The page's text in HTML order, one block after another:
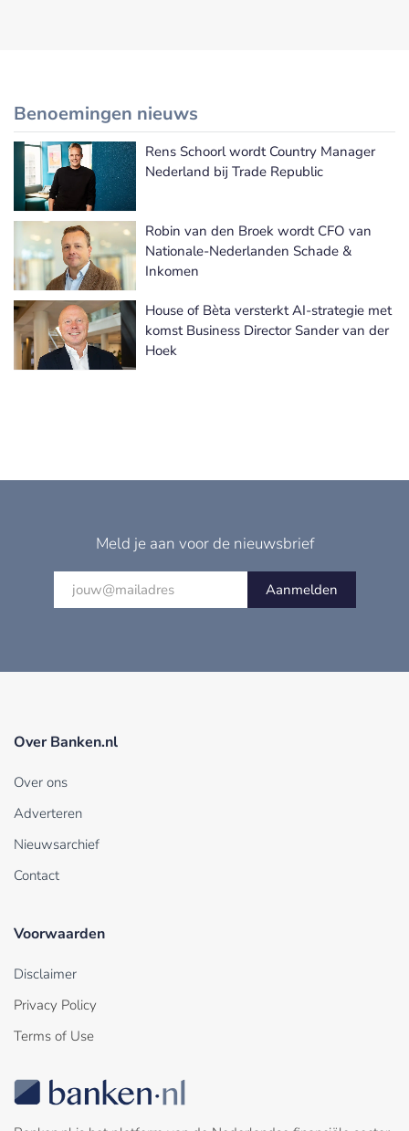
Benoemingen nieuws
Meer Benoemingen nieuws
Rens Schoorl wordt Country Manager
Nederland bij Trade Republic
Robin van den Broek wordt CFO van
Nationale-Nederlanden Schade &
Inkomen
House of Bèta versterkt AI-strategie met
komst Business Director Sander van der
Hoek
Meld je aan voor de nieuwsbrief
Aanmelden
Over Banken.nl
Over ons
Adverteren
Nieuwsarchief
Contact
Voorwaarden
Disclaimer
Privacy Policy
Terms of Use